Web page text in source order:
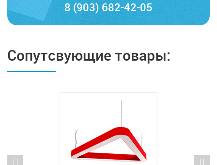
8 (903) 682-42-05
Сопутсвующие товары: